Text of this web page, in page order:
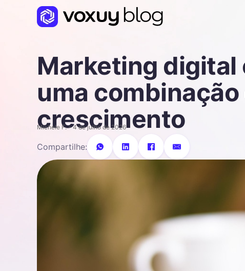
Marketing digital
uma
crescimento
Michele F. - 4 de julho de 2026
Compartilhe: